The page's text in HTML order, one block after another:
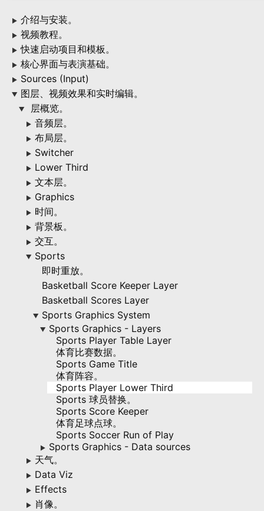
▶ 介绍与安装。
▶ 视频教程。
▶ 快速启动项目和模板。
▶ 核心界面与表演基础。
▶ Sources (Input)
▶ 图层、视频效果和实时编辑。
▶ 层概览。
▶ 音频层。
▶ 布局层。
▶ Switcher
▶ Lower Third
▶ 文本层。
▶ Graphics
▶ 时间。
▶ 背景板。
▶ 交互。
▶
Sports
即时重放。
Basketball Score Keeper Layer
Basketball Scores Layer
▶ Sports Graphics System
▶
Sports Graphics - Layers
Sports Player Table Layer
体育比赛数据。
Sports Game Title
体育阵容。
Sports Player Lower Third
Sports 球员替换。
Sports Score Keeper
体育足球点球。
Sports Soccer Run of Play
▶ Sports Graphics - Data sources
▶ 天气。
▶ Data Viz
▶ Effects
▶ 肖像。